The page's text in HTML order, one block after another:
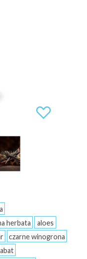
herbata
aloes
czarne winogrona